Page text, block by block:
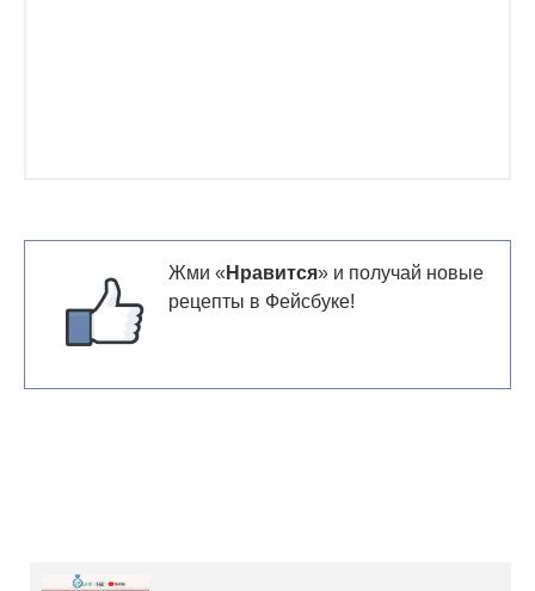
Жми « Нравится» и получай новые
рецепты в Фейсбуке!